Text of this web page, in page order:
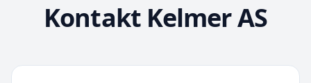
Kontakt Kelmer AS